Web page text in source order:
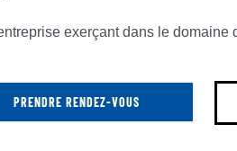
exerçant dans le domaine
PRENDRE RENDEZ-VOUS